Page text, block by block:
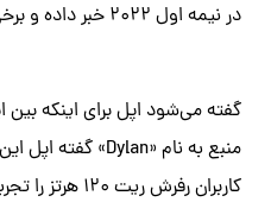
در نیمه اول ۲۰۲۲ خبر داده و برخی مشخصاتش مانند بهره‌مندی از تراشه‌های M1 پرو و مکس را افشا کرده است.
کاربران رفرش ریت ۱۲۰ هرتز را تجربه کنند.